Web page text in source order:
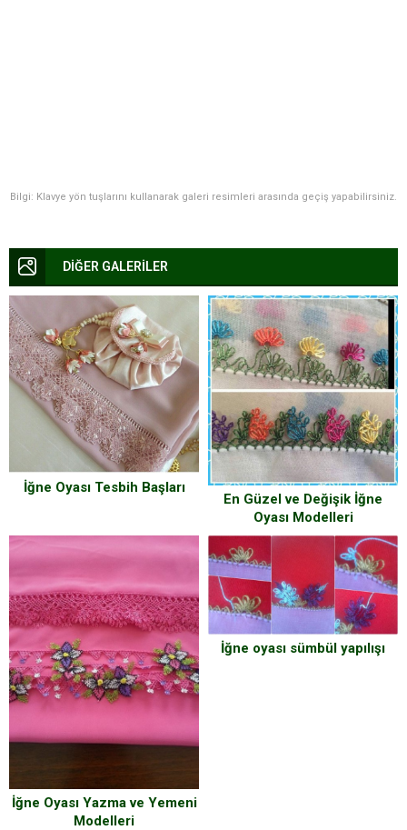
Bilgi: Klavye yön tuşlarını kullanarak galeri resimleri arasında geçiş yapabilirsiniz.
DİĞER GALERİLER
İğne Oyası Tesbih Başları
En Güzel ve Değişik İğne
Oyası Modelleri
İğne Oyası Yazma ve Yemeni
Modelleri
İğne oyası sümbül yapılışı